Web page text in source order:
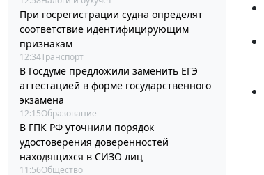
При госрегистрации судна определят
соответствие идентифицирующим
признакам
12:34Транспорт
В Госдуме предложили заменить ЕГЭ
аттестацией в форме государственного
экзамена
12:15Образование
В ГПК РФ уточнили порядок
удостоверения доверенностей
находящихся в СИЗО лиц
11:56Общество